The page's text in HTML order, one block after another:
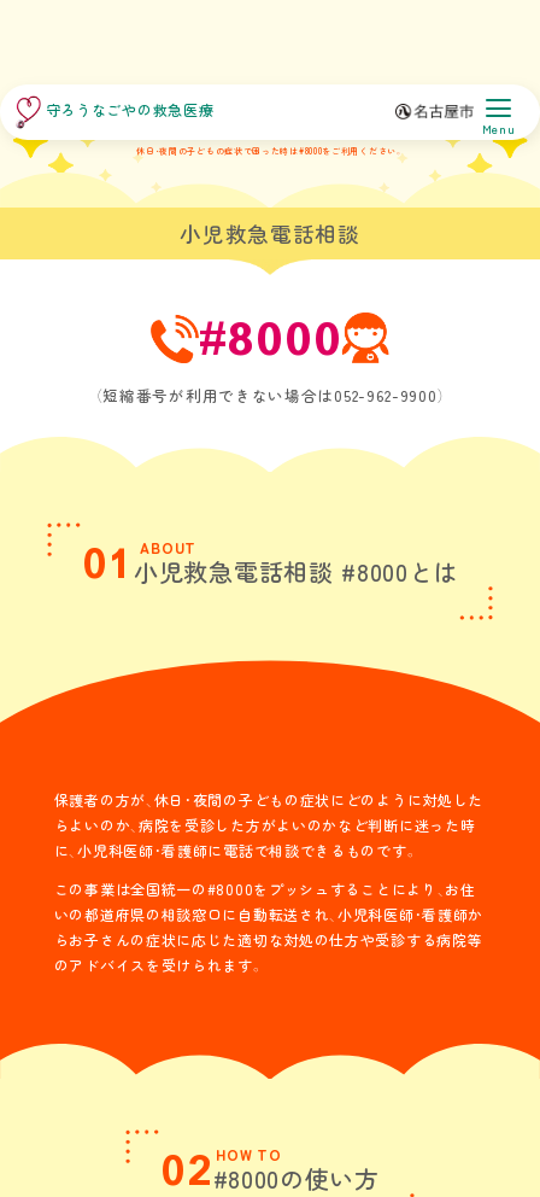
守ろうなごやの救急医療
Menu
子どもの症状は
休日・夜間の子どもの症状で困った時は#8000をご利用ください。
小児救急電話相談
#8000
（短縮番号が利用できない場合は052-962-9900）
01 ABOUT
小児救急電話相談 #8000 とは
保護者の方が、休日・夜間の子どもの症状にどのように対処した
らよいのか、病院を受診した方がよいのかなど判断に迷った時
に、小児科医師・看護師に電話で相談できるものです。
この事業は全国統一の#8000をプッシュすることにより、お住
いの都道府県の相談窓口に自動転送され、小児科医師・看護師か
らお子さんの症状に応じた適切な対処の仕方や受診する病院等
のアドバイスを受けられます。
02 HOW TO
#8000の使い方